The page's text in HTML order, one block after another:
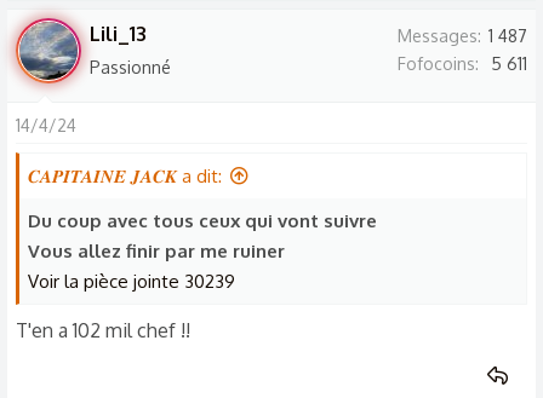
s
r
é
c
o
n
s
Lili_13
Passionné
Messages 1 487
Fofocoins
5 611
14/4/24
𝑪𝑨𝑷𝑰𝑻𝑨𝑰𝑵𝑬 𝑱𝑨𝑪𝑲 a dit:
Du coup avec tous ceux qui vont suivre
Vous allez finir par me ruiner
Voir la pièce jointe 30239
T'en a 102 mil chef !!